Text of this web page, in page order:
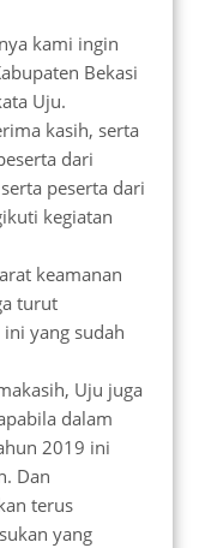
kami ingin
Bekasi
Uju.
kasih, serta
dari
peserta dari
kegiatan
keamanan
turut
yang sudah
Uju juga
dalam
2019 ini
Dan
terus
yang